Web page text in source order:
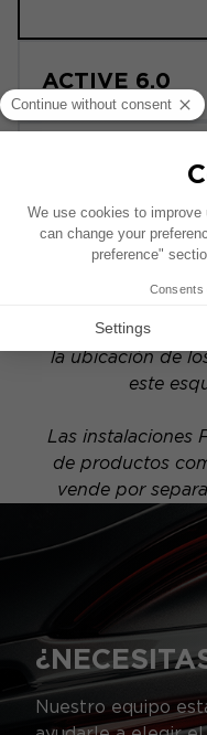
ACTIVE 6.0
Este esquema
sistema de
vehículo dispone
la ubicación de
este
Las instalaciones
de productos
vende por
Nuestro equipo